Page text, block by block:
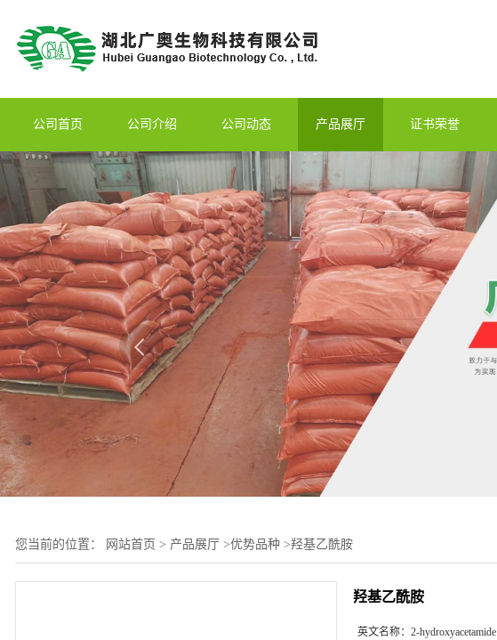
公司首页 公司介绍 公司动态 产品展厅 证书荣誉
您当前的位置： 网站首页 > 产品展厅 >优势品种 >羟基乙酰胺
羟基乙酰胺
英文名称： 2-hydroxyacetamide